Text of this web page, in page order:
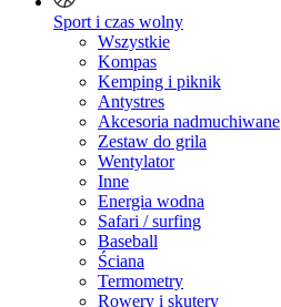
Sport i czas wolny
Wszystkie
Kompas
Kemping i piknik
Antystres
Akcesoria nadmuchiwane
Zestaw do grila
Wentylator
Inne
Energia wodna
Safari / surfing
Baseball
Ściana
Termometry
Rowery i skutery